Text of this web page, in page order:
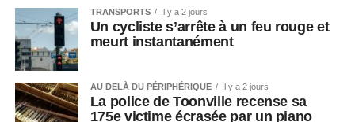
TRANSPORTS Il y a 2 jours
Un cycliste s’arrête à un feu rouge et
meurt instantanément
AU DELÀ DU PÉRIPHÉRIQUE Il y a 2 jours
La police de Toonville recense sa
175e victime écrasée par un piano